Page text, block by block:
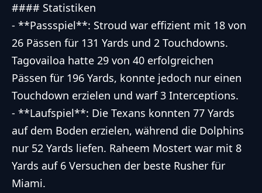
#### Statistiken
- **Passspiel**: Stroud war effizient mit 18 von
26 Pässen für 131 Yards und 2 Touchdowns.
Tagovailoa hatte 29 von 40 erfolgreichen
Pässen für 196 Yards, konnte jedoch nur einen
Touchdown erzielen und warf 3 Interceptions.
- **Laufspiel**: Die Texans konnten 77 Yards
auf dem Boden erzielen, während die Dolphins
nur 52 Yards liefen. Raheem Mostert war mit 8
Yards auf 6 Versuchen der beste Rusher für
Miami.